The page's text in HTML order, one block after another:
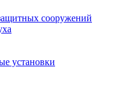
сооружений
установки